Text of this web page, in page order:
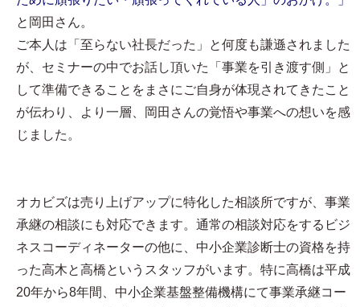
と岡田さん。
ご本人は「至らない社長だった」と何度も謙遜されました
が、セミナーの中でお話し頂いた「事業を引き渡す側」と
して準備できることをまさにご自身が体現されてきたこと
が伝わり、より一層、岡田さんの覚悟や事業への想いを感
じました。
オカビズは売り上げアップに特化した相談所ですが、事業
承継の相談にも対応できます。通常の相談対応をするビジ
ネスコーディネーターの他に、中小企業診断士の資格を持
った高木と高橋というスタッフがいます。特に高橋は平成
20年から8年間、中小企業基盤整備機構にて事業承継コー